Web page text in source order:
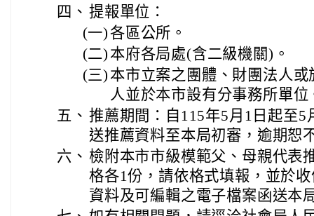
四、 提報單位：
(一)各區公所。
(二) 本府各局處(含二級機關)。
(三) 本市立案之團體、財團法人
人並於本市設有分事務所單位
五、 推薦期間：自115年5月1日起至5
送推薦資料至本局初審，逾期恕
六、 檢附本市市級模範父、母親代表
格各1份，請依格式填報，並於
資料及可編輯之電子檔案函送本